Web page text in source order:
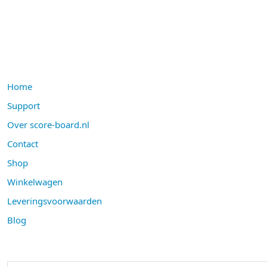
Home
Support
Over score-board.nl
Contact
Shop
Winkelwagen
Leveringsvoorwaarden
Blog